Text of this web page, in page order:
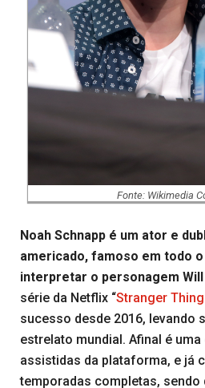
Fonte: Wikimedia
Noah Schnapp é um ator e
americado, famoso em todo
interpretar o personagem
série da Netflix “Stranger
sucesso desde 2016, levando
estrelato mundial. Afinal é
assistidas da plataforma, e já
temporadas completas, sendo